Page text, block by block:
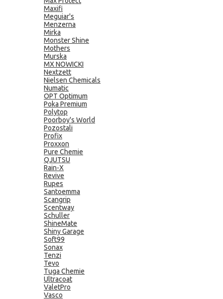
Maxifi
Meguiar's
Menzerna
Mirka
Monster Shine
Mothers
Murska
MX NOWICKI
Nextzett
Nielsen Chemicals
Numatic
OPT Optimum
Poka Premium
Polytop
Poorboy's World
Pozostali
Profix
Proxxon
Pure Chemie
QJUTSU
Rain-X
Revive
Rupes
Santoemma
Scangrip
Scentway
Schuller
ShineMate
Shiny Garage
Soft99
Sonax
Tenzi
Tevo
Tuga Chemie
Ultracoat
ValetPro
Vasco